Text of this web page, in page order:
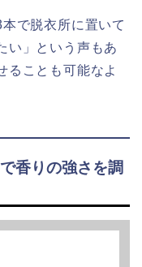
で脱衣所に置いて
い」という声もあ
ることも可能なよ
香りの強さを調